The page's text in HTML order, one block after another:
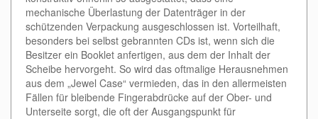
mechanische Überlastung der Datenträger in der
schützenden Verpackung ausgeschlossen ist. Vorteilhaft,
besonders bei selbst gebrannten CDs ist, wenn sich die
Besitzer ein Booklet anfertigen, aus dem der Inhalt der
Scheibe hervorgeht. So wird das oftmalige Herausnehmen
aus dem „Jewel Case“ vermieden, das in den allermeisten
Fällen für bleibende Fingerabdrücke auf der Ober- und
Unterseite sorgt, die oft der Ausgangspunkt für